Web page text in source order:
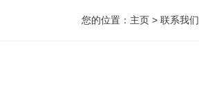
您的位置： 主页 > 联系我们